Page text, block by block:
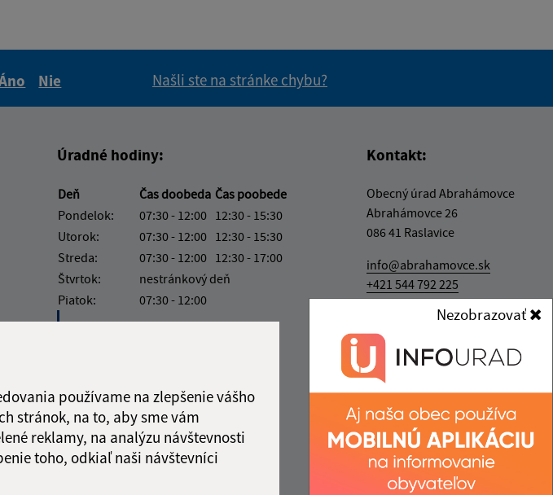
používame na zlepšenie vášho
stránok, na to, aby sme vám
reklamy, na analýzu návštevnosti
toho, odkiaľ naši návštevníci
Nezobrazovať
Nie
Našli ste na stránke chybu?
Úradné hodiny:
Deň Čas doobeda Čas poobede
Pondelok:
07:30 - 12:00 12:30 - 15:30
Utorok:
07:30 - 12:00 12:30 - 15:30
Streda:
07:30 - 12:00 12:30 - 17:00
Štvrtok:
nestránkový deň
Piatok:
07:30 - 12:00
Kontakt:
Obecný úrad Abrahámovce
Abrahámovce 26
086 41 Raslavice
info@abrahamovce.sk
+421 544 792 225
IČO: 00321826